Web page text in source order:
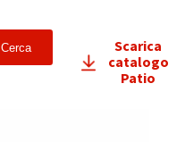
Cerca
Scarica
catalogo
Patio